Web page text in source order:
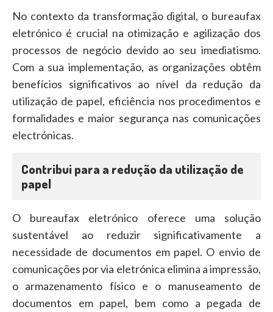
No contexto da transformação digital, o bureaufax
eletrónico é crucial na otimização e agilização dos
processos de negócio devido ao seu imediatismo.
Com a sua implementação, as organizações obtêm
benefícios significativos ao nível da redução da
utilização de papel, eficiência nos procedimentos e
formalidades e maior segurança nas comunicações
electrónicas.
Contribui para a redução da utilização de
papel
O bureaufax eletrónico oferece uma solução
sustentável ao reduzir significativamente a
necessidade de documentos em papel. O envio de
comunicações por via eletrónica elimina a impressão,
o armazenamento físico e o manuseamento de
documentos em papel, bem como a pegada de